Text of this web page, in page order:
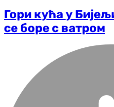
Гори кућа у
се боре с ватром